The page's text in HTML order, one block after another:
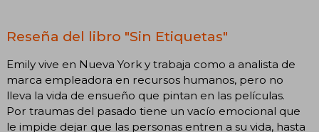
Reseña del libro "Sin Etiquetas"
Emily vive en Nueva York y trabaja como a analista de
marca empleadora en recursos humanos, pero no
lleva la vida de ensueño que pintan en las películas.
Por traumas del pasado tiene un vacío emocional que
le impide dejar que las personas entren a su vida, hasta